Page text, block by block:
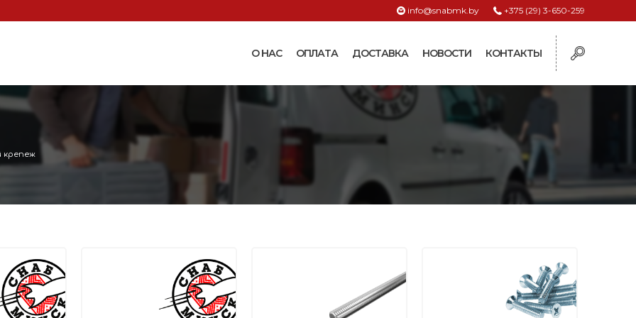
+375 (29) 3-650-259
info@snabmk.by
О НАС ОПЛАТА ДОСТАВКА НОВОСТИ КОНТАКТЫ
и
аппаратов
Машинки и ножницы для
Прессы винтовые и
Термошкафы
Поилки и кормушки
Бункерные кормушки и
Ниппельные поилки для птиц
крепеж